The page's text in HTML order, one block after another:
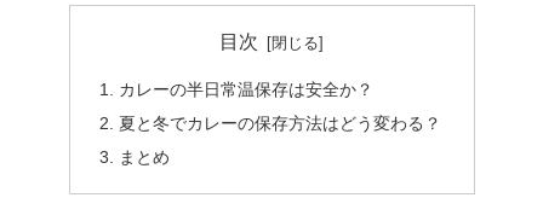
目次
カレーの半日常温保存は安全か？
夏と冬でカレーの保存方法はどう変わる？
まとめ